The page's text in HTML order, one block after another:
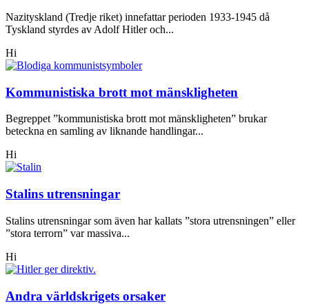
Nazityskland (Tredje riket) innefattar perioden 1933-1945 då
Tyskland styrdes av Adolf Hitler och...
Hi
Kommunistiska brott mot mänskligheten
Begreppet ”kommunistiska brott mot mänskligheten” brukar
beteckna en samling av liknande handlingar...
Hi
Stalins utrensningar
Stalins utrensningar som även har kallats ”stora utrensningen” eller
”stora terrorn” var massiva...
Hi
Andra världskrigets orsaker